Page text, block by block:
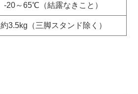
-20～65℃（結露なきこと）
約3.5kg（三脚スタンド除く）